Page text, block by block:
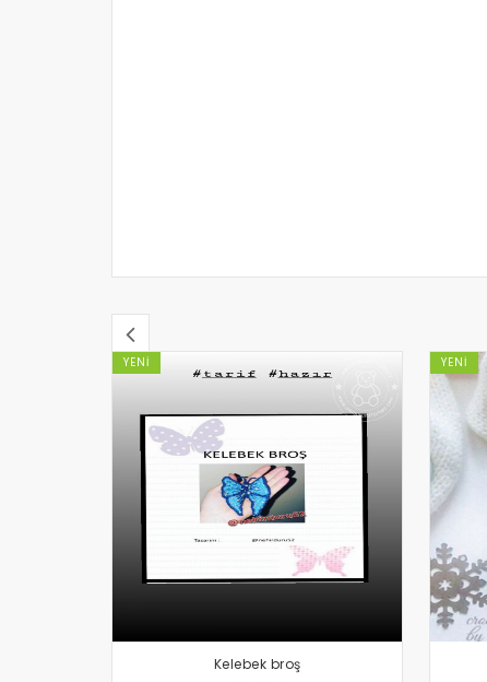
YENI
Kelebek broş
YENI